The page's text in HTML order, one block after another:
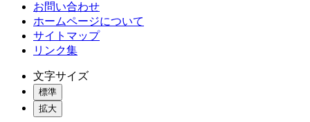
お問い合わせ
ホームページについて
サイトマップ
リンク集
文字サイズ
標準
拡大